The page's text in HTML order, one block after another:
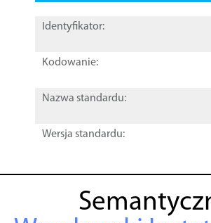
Identyfikator:
Kodowanie:
Nazwa standardu:
Wersja standardu: